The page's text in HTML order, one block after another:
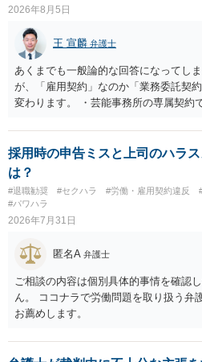
2026年8月5日
王 宣麟 弁護士
あくまでも一般論的な回答になってし
が、「雇用契約」なのか「業務委託契
変わります。 ・芸能事務所の専属契約
務上よくあるからといって当然に適法
害との対応関係や合理性が重要です。
に有効になるわけではありません。契
基法16条で無効となる余地があり、そ
損害と比べて過大なら無効や減額が争
交渉は一般的です。 交渉の方向として
費・未回収費用のみ」に限定する、な
前に契約書の内容をレビューしてもら
す。 争点は、契約類型が雇用か業務委
るか、解除事由が双方にどう定められ
合理的か、という複数論点に分かれま
コストを抑えやすいので、資料等を持
をお勧めします。 ・事務所側の解除で
採用時の申告ミスと上司のハラ
は？
#退職勧奨 #セクハラ #労働・雇用契約違反
#パワハラ
2026年7月31日
匿名A 弁護士
ご相談の内容は個別具体的事情を確認
ん。 ココナラで労働問題を取り扱う弁
お薦めします。